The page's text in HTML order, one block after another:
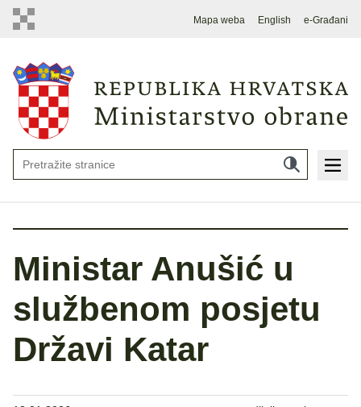
Mapa weba English e-Građani
Ministar Anušić u
službenom posjetu
Državi Katar